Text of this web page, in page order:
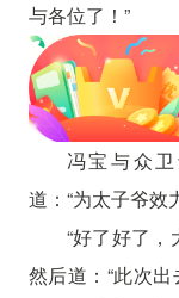
与各位了！”
冯宝与众
道：“为太子爷
“好了好了，
然后道：“此次